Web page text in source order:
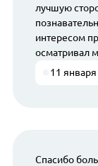
лучшую
интересом
осматривал
11
Спасибо